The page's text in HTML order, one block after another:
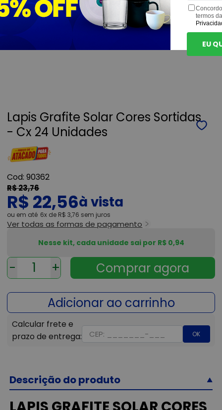
Lapis Grafite Solar Cores Sortidas
- Cx 24 Unidades
90362
R$ 23,76
R$ 22,56
ou 6x de R$ 3,76 sem juros
Ver todas as formas de pagamento
- +
OK
Nesse kit, cada unidade sai por R$ 0,94
Descrição do produto
termos
EU